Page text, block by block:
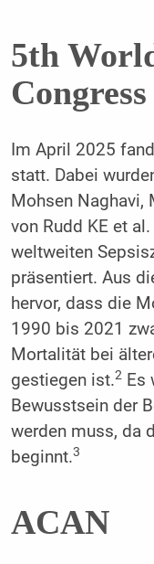
5th
Congress
Im April 2025
statt. Dabei
Mohsen Naghavi,
von Rudd KE et al.
weltweiten
präsentiert. Aus
hervor, dass die
1990 bis 2021
Mortalität bei
gestiegen ist.2Es
Bewusstsein der
werden muss, da
beginnt.3
ACAN